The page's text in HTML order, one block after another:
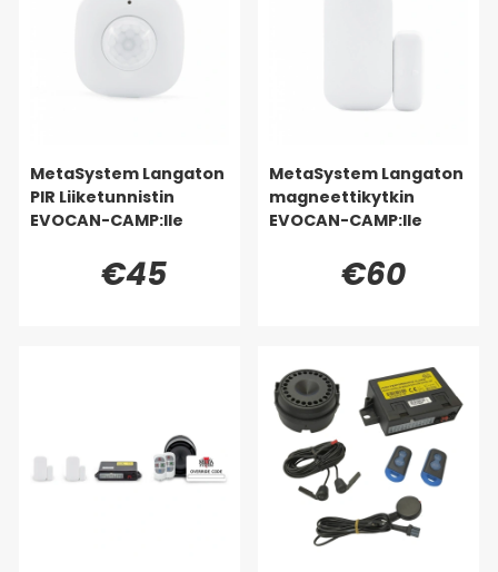
MetaSystem Langaton
PIR Liiketunnistin
EVOCAN-CAMP:lle
€45
MetaSystem Langaton
magneettikytkin
EVOCAN-CAMP:lle
€60